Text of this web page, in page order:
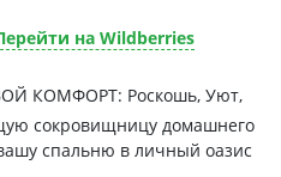
на Wildberries
КОМФОРТ: Роскошь, Уют,
сокровищницу домашнего
спальню в личный оазис